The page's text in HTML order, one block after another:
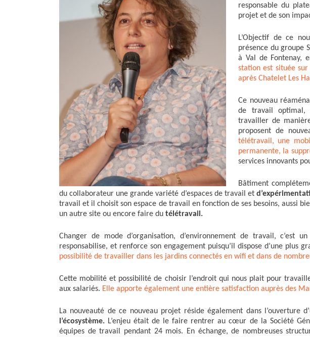
k
r
I
n
e
r
responsable du
projet et de son
L’Objectif de ce
présence du groupe
à Val de Fontenay,
station est située
après Chatelet Les
Ce nouveau
de travail optimal,
travailler de
proposent de
télétravail, une
permanente, la
services innovants
Bâtiment
du collaborateur une grande variété d’espaces de travail et
travail et il choisit son espace de travail en fonction de ses besoins, aussi
un autre site ou encore faire du télétravail.
Changer de mode d’organisation, d’environnement de travail,
responsabilise, et renforce son engagement puisqu’il dispose d’une plus
possibilité de travailler dans les jardins connectés en wifi et dans de
Cette mobilité et possibilité de choisir l’endroit qui nous plait pour
aux salariés. Elle apporte également une entière satisfaction auprès des
La nouveauté de ce nouveau projet réside également dans l’ouverture
l’écosystème. L’enjeu était de le faire rentrer au cœur de la Société
équipes de travail pendant 24 mois. En échange, de nombreuses